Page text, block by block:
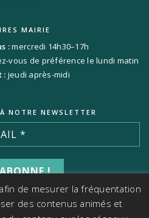
MAIRIE
:mercredi 14h30–17h
vous de préférence le lundi matin
: jeudi après-midi
NOTRE NEWSLETTER
de mesurer la fréquentation
des contenus animés et